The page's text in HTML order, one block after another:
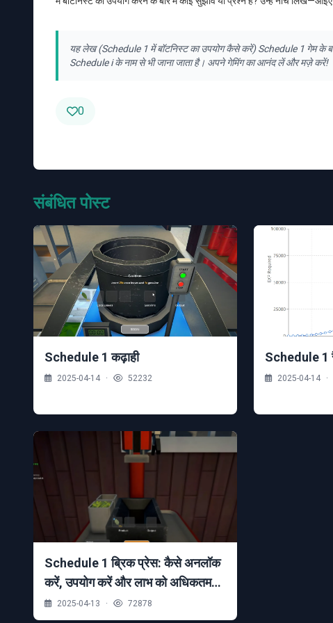
यह लेख (Schedule 1 में बॉटनिस्ट का उपयोग कैसे करें) Schedule 1 गेम के
Schedule i के नाम से भी जाना जाता है। अपने गेमिंग का आनंद लें और मज़े करें!
0
संबंधित पोस्ट
Schedule 1 कढ़ाही
2025-04-14 · 52232
Schedule 1
2025-04-14 ·
Schedule 1 ब्रिक प्रेस: कैसे अनलॉक
करें, उपयोग करें और लाभ को अधिकतम
करें2025-04-13 · 72878